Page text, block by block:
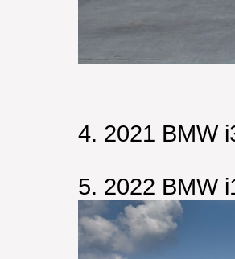
4. 2021 BMW
5. 2022 BMW